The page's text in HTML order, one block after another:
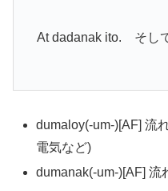
At dadanak ito. そし
dumaloy(-um-)[AF] 流
電気など)
dumanak(-um-)[AF] 流